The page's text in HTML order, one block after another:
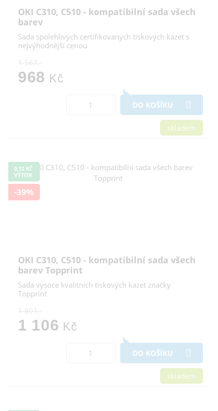
OKI C310, C510 - kompatibilní sada všech
barev
Sada spolehlivých certifikovaných tiskových kazet s
nejvýhodnější cenou
1 567,-
968 Kč
DO KOŠÍKU
skladem
0,12 KČ
VÝTISK
-39%
OKI C310, C510 - kompatibilní sada všech
barev Topprint
Sada vysoce kvalitních tiskových kazet značky
Topprint
1 801,-
1 106 Kč
DO KOŠÍKU
skladem